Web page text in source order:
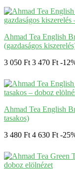
Ahmad Tea English
(gazdaságos
3 050 Ft 3 470 Ft -
Ahmad Tea English
tasakos)
3 480 Ft 4 630 Ft -